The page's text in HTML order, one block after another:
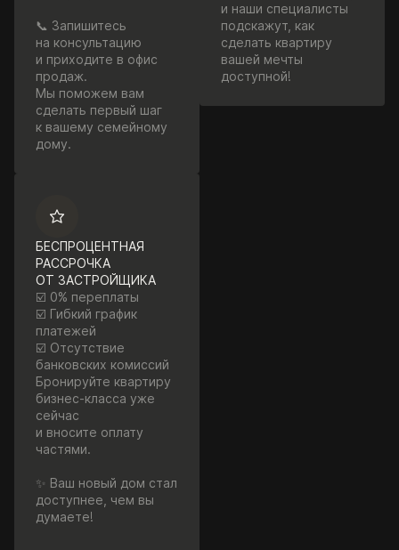
📞 Запишитесь
на консультацию
и приходите в офис
продаж.
Мы поможем вам
сделать первый шаг
к вашему семейному
дому.
БЕСПРОЦЕНТНАЯ
РАССРОЧКА
ОТ ЗАСТРОЙЩИКА
☑️ 0% переплаты
☑️ Гибкий график
платежей
☑️ Отсутствие
банковских комиссий
Бронируйте квартиру
бизнес-класса уже
сейчас
и вносите оплату
частями.
✨ Ваш новый дом стал
доступнее, чем вы
думаете!
и наши специалисты
подскажут, как
сделать квартиру
вашей мечты
доступной!